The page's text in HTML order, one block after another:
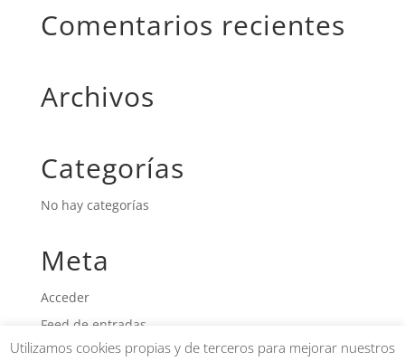
Comentarios recientes
Archivos
Categorías
No hay categorías
Meta
Acceder
Feed de entradas
Feed de comentarios
Utilizamos cookies propias y de terceros para mejorar nuestros